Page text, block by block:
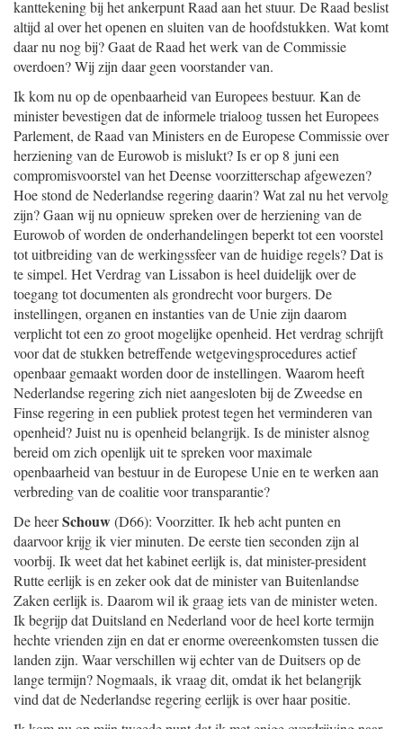
kanttekening bij het ankerpunt Raad aan het stuur. De Raad beslist
altijd al over het openen en sluiten van de hoofdstukken. Wat komt
daar nu nog bij? Gaat de Raad het werk van de Commissie
overdoen? Wij zijn daar geen voorstander van.
Ik kom nu op de openbaarheid van Europees bestuur. Kan de
minister bevestigen dat de informele trialoog tussen het Europees
Parlement, de Raad van Ministers en de Europese Commissie over
herziening van de Eurowob is mislukt? Is er op 8 juni een
compromisvoorstel van het Deense voorzitterschap afgewezen?
Hoe stond de Nederlandse regering daarin? Wat zal nu het vervolg
zijn? Gaan wij nu opnieuw spreken over de herziening van de
Eurowob of worden de onderhandelingen beperkt tot een voorstel
tot uitbreiding van de werkingssfeer van de huidige regels? Dat is
te simpel. Het Verdrag van Lissabon is heel duidelijk over de
toegang tot documenten als grondrecht voor burgers. De
instellingen, organen en instanties van de Unie zijn daarom
verplicht tot een zo groot mogelijke openheid. Het verdrag schrijft
voor dat de stukken betreffende wetgevingsprocedures actief
openbaar gemaakt worden door de instellingen. Waarom heeft
Nederlandse regering zich niet aangesloten bij de Zweedse en
Finse regering in een publiek protest tegen het verminderen van
openheid? Juist nu is openheid belangrijk. Is de minister alsnog
bereid om zich openlijk uit te spreken voor maximale
openbaarheid van bestuur in de Europese Unie en te werken aan
verbreding van de coalitie voor transparantie?
De heerSchouw(D66): Voorzitter. Ik heb acht punten en
daarvoor krijg ik vier minuten. De eerste tien seconden zijn al
voorbij. Ik weet dat het kabinet eerlijk is, dat minister-president
Rutte eerlijk is en zeker ook dat de minister van Buitenlandse
Zaken eerlijk is. Daarom wil ik graag iets van de minister weten.
Ik begrijp dat Duitsland en Nederland voor de heel korte termijn
hechte vrienden zijn en dat er enorme overeenkomsten tussen die
landen zijn. Waar verschillen wij echter van de Duitsers op de
lange termijn? Nogmaals, ik vraag dit, omdat ik het belangrijk
vind dat de Nederlandse regering eerlijk is over haar positie.